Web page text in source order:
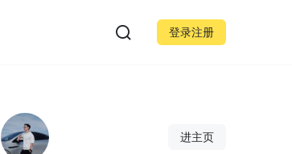
登录注册
进主页